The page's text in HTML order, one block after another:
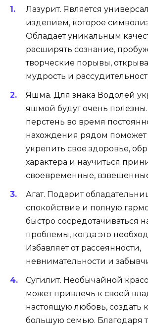
Лазурит. Является
изделием, которое
Обладает уникальным
расширять сознание,
творческие порывы,
мудрость и
Яшма. Для знака Водолей
яшмой будут очень
перстень во время
нахождения рядом
укрепить свое здоровье,
характера и научиться
своевременные,
Агат. Подарит
спокойствие и полную
быстро сосредотачиваться
проблемы, когда это
Избавляет от рассеянности,
невнимательности и
Сугилит. Необычайной
может привлечь к своей
настоящую любовь, создать
большую семью. Благодаря